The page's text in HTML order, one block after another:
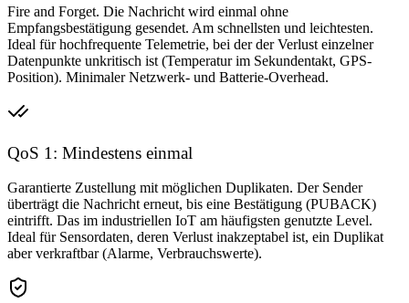
Fire and Forget. Die Nachricht wird einmal ohne
Empfangsbestätigung gesendet. Am schnellsten und leichtesten.
Ideal für hochfrequente Telemetrie, bei der der Verlust einzelner
Datenpunkte unkritisch ist (Temperatur im Sekundentakt, GPS-
Position). Minimaler Netzwerk- und Batterie-Overhead.
QoS 1: Mindestens einmal
Garantierte Zustellung mit möglichen Duplikaten. Der Sender
überträgt die Nachricht erneut, bis eine Bestätigung (PUBACK)
eintrifft. Das im industriellen IoT am häufigsten genutzte Level.
Ideal für Sensordaten, deren Verlust inakzeptabel ist, ein Duplikat
aber verkraftbar (Alarme, Verbrauchswerte).